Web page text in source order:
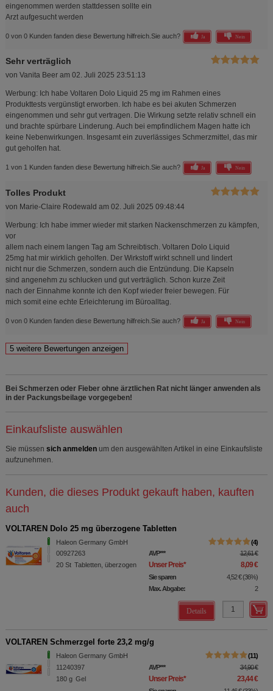
eingenommen werden stattdessen sollte ein
Arzt aufgesucht werden
0 von 0 Kunden fanden diese Bewertung hilfreich. Sie auch? Ja Nein
Sehr verträglich
von Vanita Beeram 02. Juli 2025 23:51:13
Werbung: Ich habe Voltaren Dolo Liquid 25 mg im Rahmen eines
Produkttests vergünstigt erworben. Ich habe es bei akuten Schmerzen
eingenommen und sehr gut vertragen. Die Wirkung setzte relativ schnell ein
und brachte spürbare Linderung. Auch bei empfindlichem Magen hatte ich
keine Nebenwirkungen. Insgesamt ein zuverlässiges Schmerzmittel, das mir
gut geholfen hat.
1 von 1 Kunden fanden diese Bewertung hilfreich. Sie auch? Ja Nein
Tolles Produkt
von Marie-Claire Rodewald am 02. Juli 2025 09:48:44
Werbung: Ich habe immer wieder mit starken Nackenschmerzen zu kämpfen,
vor
allem nach einem langen Tag am Schreibtisch. Voltaren Dolo Liquid
25mg hat mir wirklich geholfen. Der Wirkstoff wirkt schnell und lindert
nicht nur die Schmerzen, sondern auch die Entzündung. Die Kapseln
sind angenehm zu schlucken und gut verträglich. Schon kurze Zeit
nach der Einnahme konnte ich den Kopf wieder freier bewegen. Für
mich somit eine echte Erleichterung im Büroalltag.
0 von 0 Kunden fanden diese Bewertung hilfreich. Sie auch? Ja Nein
Bei Schmerzen oder Fieber ohne ärztlichen Rat nicht länger anwenden als
in der Packungsbeilage vorgegeben!
Einkaufsliste auswählen
Sie müssen sich anmelden um den ausgewählten Artikel in eine Einkaufsliste
aufzunehmen.
Kunden, die dieses Produkt gekauft haben, kauften
auch
VOLTAREN Dolo 25 mg überzogene Tabletten
Haleon Germany GmbH
00927263
20 St Tabletten, überzogen
4
AVP*** 12,61 €
Unser Preis* 8,09 €
Sie sparen 4,52 € (36%)
Max. Abgabe:
2
Details
VOLTAREN Schmerzgel forte 23,2 mg/g
Haleon Germany GmbH
11240397
180 g Gel
11
AVP*** 34,90 €
Unser Preis* 23,44 €